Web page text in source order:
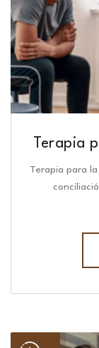
Terapia
Terapia para